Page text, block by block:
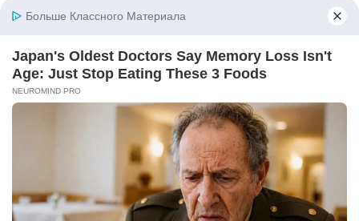
страха.
— Ты справилась, милая, — прошептал он. —
Ты вернулась… и ты нас спасла.
— Мы справились, папа, — ответила она.
— Мы, — согласился он.
И они остались там — втроём, впятером,